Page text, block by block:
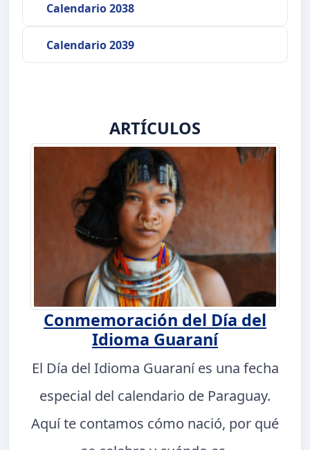
Calendario 2038
Calendario 2039
ARTÍCULOS
Conmemoración del Día del
Idioma Guaraní
El Día del Idioma Guaraní es una fecha
especial del calendario de Paraguay.
Aquí te contamos cómo nació, por qué